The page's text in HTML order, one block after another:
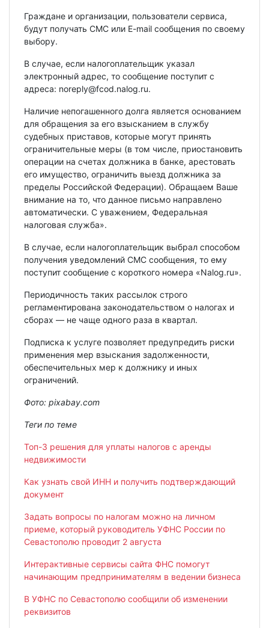
Граждане и организации, пользователи сервиса,
будут получать СМС или E-mail сообщения по своему
выбору.
В случае, если налогоплательщик указал
электронный адрес, то сообщение поступит с
адреса: noreply@fcod.nalog.ru.
Наличие непогашенного долга является основанием
для обращения за его взысканием в службу
судебных приставов, которые могут принять
ограничительные меры (в том числе, приостановить
операции на счетах должника в банке, арестовать
его имущество, ограничить выезд должника за
пределы Российской Федерации). Обращаем Ваше
внимание на то, что данное письмо направлено
автоматически. С уважением, Федеральная
налоговая служба».
В случае, если налогоплательщик выбрал способом
получения уведомлений СМС сообщения, то ему
поступит сообщение с короткого номера «Nalog.ru».
Периодичность таких рассылок строго
регламентирована законодательством о налогах и
сборах — не чаще одного раза в квартал.
Подписка к услуге позволяет предупредить риски
применения мер взыскания задолженности,
обеспечительных мер к должнику и иных
ограничений.
Фото: pixabay.com
Теги по теме
Топ-3 решения для уплаты налогов с аренды
недвижимости
Как узнать свой ИНН и получить подтверждающий
документ
Задать вопросы по налогам можно на личном
приеме, который руководитель УФНС России по
Севастополю проводит 2 августа
Интерактивные сервисы сайта ФНС помогут
начинающим предпринимателям в ведении бизнеса
В УФНС по Севастополю сообщили об изменении
реквизитов